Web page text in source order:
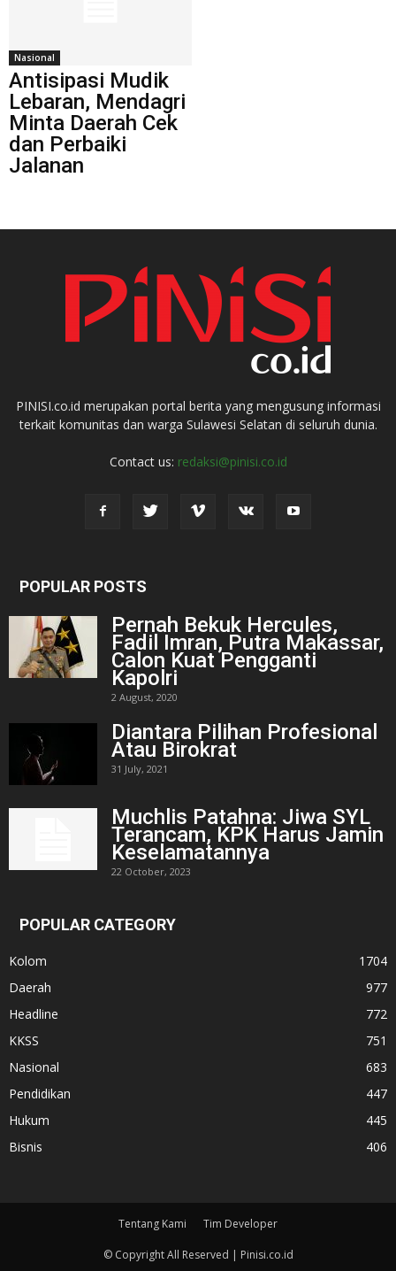
Nasional
Antisipasi Mudik
Lebaran, Mendagri
Minta Daerah Cek
dan Perbaiki
Jalanan
PINISI.co.id merupakan portal berita yang mengusung informasi
terkait komunitas dan warga Sulawesi Selatan di seluruh dunia.
Contact us: redaksi@pinisi.co.id
POPULAR POSTS
Pernah Bekuk Hercules,
Fadil Imran, Putra Makassar,
Calon Kuat Pengganti
Kapolri
2 August, 2020
Diantara Pilihan Profesional
Atau Birokrat
31 July, 2021
Muchlis Patahna: Jiwa SYL
Terancam, KPK Harus Jamin
Keselamatannya
22 October, 2023
POPULAR CATEGORY
Kolom
1704
Daerah
977
Headline
772
KKSS
751
Nasional
683
Pendidikan
447
Hukum
445
Bisnis
406
Tentang Kami Tim Developer
© Copyright All Reserved | Pinisi.co.id